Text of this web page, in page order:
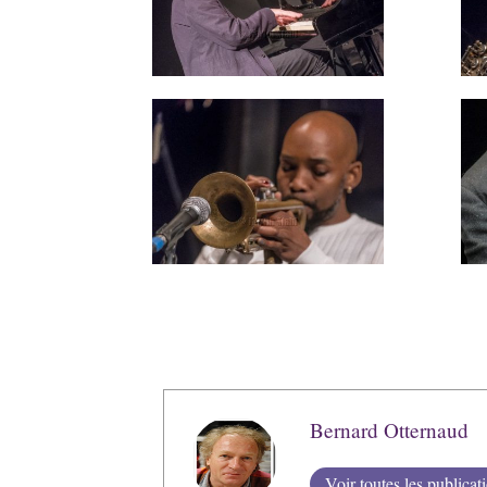
Bernard Otternaud